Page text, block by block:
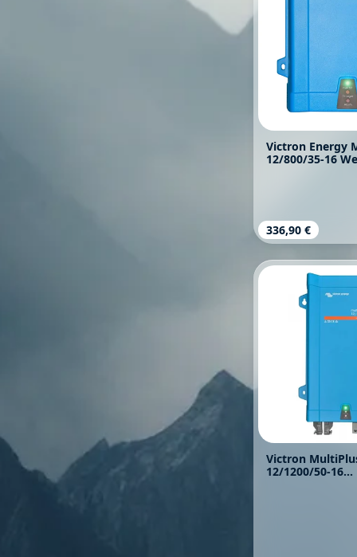
Victron Energy
12/800/35-16
Regulärer
336,90 €
Victron
12/1200/50-16